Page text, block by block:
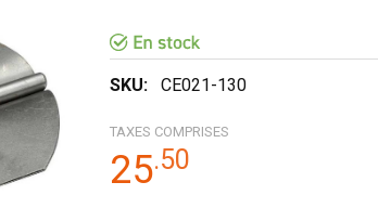
SKU: CE021-130
TAXES COMPRISES
25.50